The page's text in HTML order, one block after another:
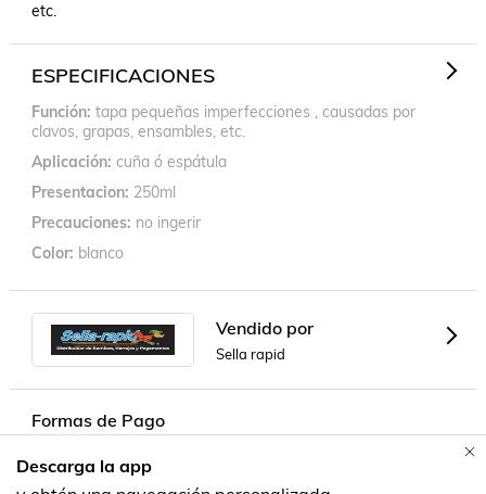
etc.
ESPECIFICACIONES
Función tapa pequeñas imperfecciones , causadas por
clavos, grapas, ensambles, etc.
Aplicación cuña ó espátula
Presentacion 250ml
Precauciones no ingerir
Color blanco
Vendido por
Sella rapid
Formas de Pago
Descarga la app